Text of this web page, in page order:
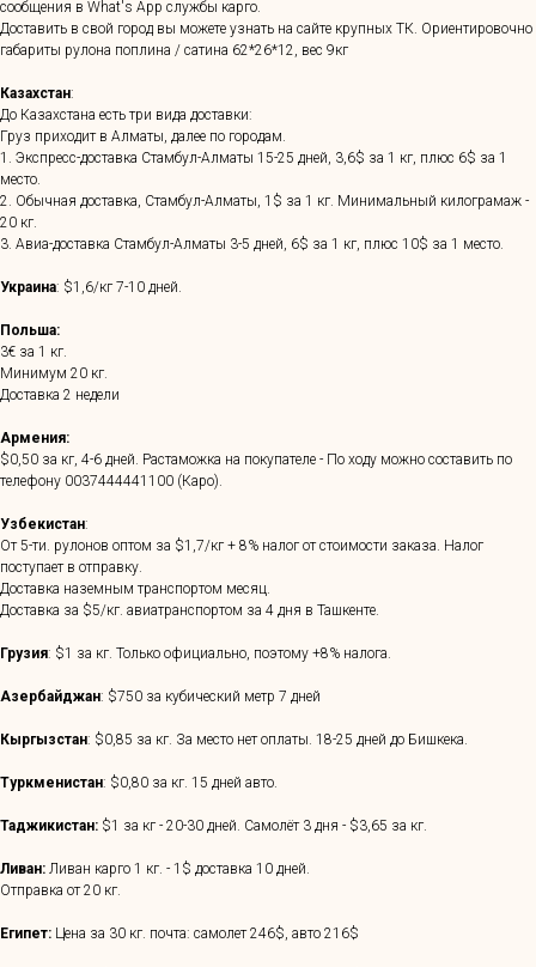
сообщения в What's App службы карго.
Доставить в свой город вы можете узнать на сайте крупных ТК. Ориентировочно
габариты рулона поплина / сатина 62*26*12, вес 9кг
Казахстан:
До Казахстана есть три вида доставки:
Груз приходит в Алматы, далее по городам.
1. Экспресс-доставка Стамбул-Алматы 15-25 дней, 3,6$ за 1 кг, плюс 6$ за 1
место.
2. Обычная доставка, Стамбул-Алматы, 1$ за 1 кг. Минимальный килограмаж -
20 кг.
3. Авиа-доставка Стамбул-Алматы 3-5 дней, 6$ за 1 кг, плюс 10$ за 1 место.
Украина: $1,6/кг 7-10 дней.
Польша:
3€ за 1 кг.
Минимум 20 кг.
Доставка 2 недели
Армения:
$0,50 за кг, 4-6 дней. Растаможка на покупателе - По ходу можно составить по
телефону 0037444441100 (Каро).
Узбекистан:
От 5-ти. рулонов оптом за $1,7/кг + 8% налог от стоимости заказа. Налог
поступает в отправку.
Доставка наземным транспортом месяц.
Доставка за $5/кг. авиатранспортом за 4 дня в Ташкенте.
Грузия: $1 за кг. Только официально, поэтому +8% налога.
Азербайджан: $750 за кубический метр 7 дней
Кыргызстан: $0,85 за кг. За место нет оплаты. 18-25 дней до Бишкека.
Туркменистан: $0,80 за кг. 15 дней авто.
Таджикистан: $1 за кг - 20-30 дней. Самолёт 3 дня - $3,65 за кг.
Ливан: Ливан карго 1 кг. - 1$ доставка 10 дней.
Отправка от 20 кг.
Египет: Цена за 30 кг. почта: самолет 246$, авто 216$